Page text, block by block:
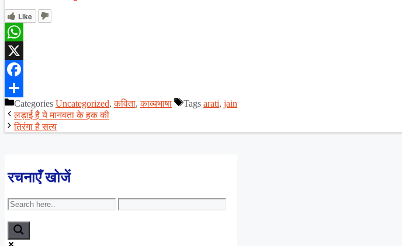
Like
WhatsApp
X
Facebook
ShareCategories Uncategorized,कविता,काव्यभाषा Tags arati, jain
लड़ाई है ये मानवता के हक की
तिरंगा है सत्य
रचनाएँ खोजें